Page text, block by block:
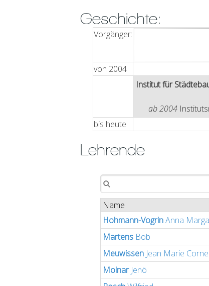
Geschichte:
Vorgänger:
von 2004
Institut für
ab 2004
bis heute
Lehrende
Name
Hohmann-VogrinAnna
Martens Bob
Meuwissen Jean Marie
MolnarJenö